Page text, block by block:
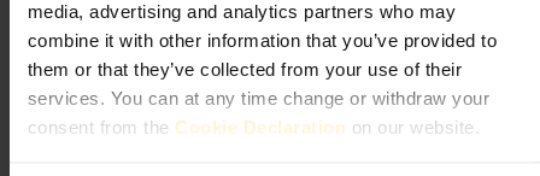
media, advertising and analytics partners who may
combine it with other information that you’ve provided to
them or that they’ve collected from your use of their
services. You can at any time change or withdraw your
consent from the Cookie Declaration on our website.
Refeições e Bebidas
Restaurante
Imagem / www.pointahotels.com